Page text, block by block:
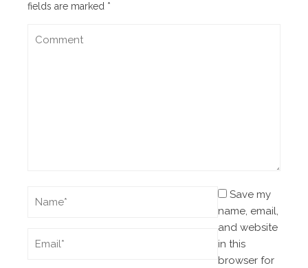
fields are marked *
Save my
name, email,
and website
in this
browser for